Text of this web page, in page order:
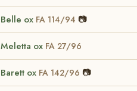
Belle ox FA 114/94 📷
Meletta ox FA 27/96
Barett ox FA 142/96 📷